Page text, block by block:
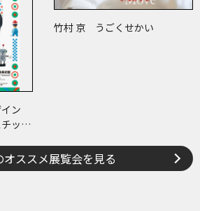
イン
ッ
竹村 京 うごくせかい
オススメ展覧会を見る